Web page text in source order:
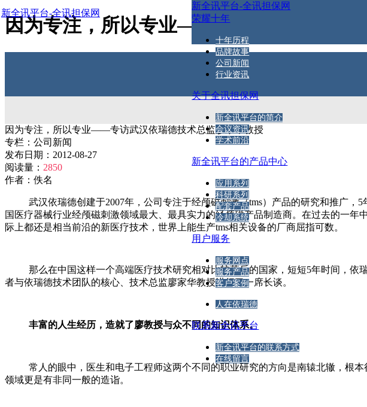
因为专注，所以专业——专访武汉依瑞德
新全讯平台-全讯担保网
新全讯平台-全讯担保网
荣耀十年
十年历程
品牌故事
公司新闻
行业资讯
关于全讯担保网
新全讯平台的简介
会议资讯
学术前沿
新全讯平台的产品中心
应用系列
科研系列
配套产品
冷却系统
用户服务
服务网点
服务产品
客户案例
人在依瑞德
联系新全讯平台
新全讯平台的联系方式
在线留言
因为专注，所以专业——专访武汉依瑞德技术总监廖家华教授
专栏： 公司新闻
发布日期： 2012-08-27
阅读量： 2850
作者： 佚名
武汉依瑞德创建于2007年，公司专注于经颅磁刺激（tms）产品的研究和推广，5
国医疗器械行业经颅磁刺激领域最大、最具实力的经颅磁产品制造商。在过去的一
际上都还是相当前沿的新医疗技术，世界上能生产tms相关设备的厂商屈指可数。
那么在中国这样一个高端医疗技术研究相对比较落后的国家，短短5年时间，依
者与依瑞德技术团队的核心、技术总监廖家华教授进行了一席长谈。
丰富的人生经历，造就了廖教授与众不同的知识体系。
常人的眼中，医生和电子工程师这两个不同的职业研究的方向是南辕北辙，根本
领域更是有非同一般的造诣。